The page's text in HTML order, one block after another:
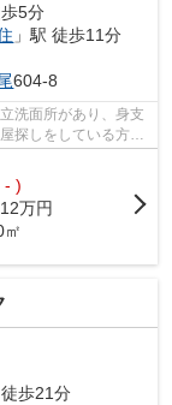
歩5分
」駅 徒歩11分
604-8
洗面所があり、身支
探しをしている方に
- )
12万円
徒歩21分